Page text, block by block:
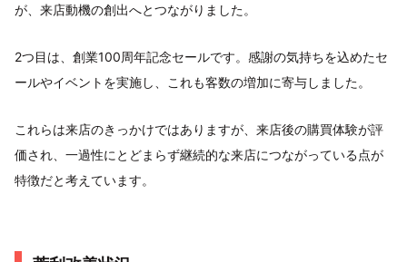
が、来店動機の創出へとつながりました。
2つ目は、創業100周年記念セールです。感謝の気持ちを込めたセ
ールやイベントを実施し、これも客数の増加に寄与しました。
これらは来店のきっかけではありますが、来店後の購買体験が評
価され、一過性にとどまらず継続的な来店につながっている点が
特徴だと考えています。